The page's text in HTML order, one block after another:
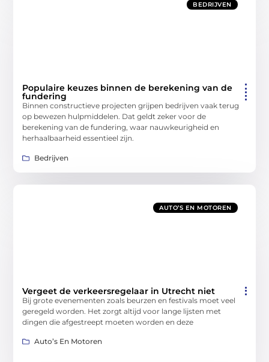
BEDRIJVEN
Populaire keuzes binnen de berekening van de
fundering
Binnen constructieve projecten grijpen bedrijven vaak terug
op bewezen hulpmiddelen. Dat geldt zeker voor de
berekening van de fundering, waar nauwkeurigheid en
herhaalbaarheid essentieel zijn.
Bedrijven
AUTO’S EN MOTOREN
Vergeet de verkeersregelaar in Utrecht niet
Bij grote evenementen zoals beurzen en festivals moet veel
geregeld worden. Het zorgt altijd voor lange lijsten met
dingen die afgestreept moeten worden en deze
Auto’s En Motoren